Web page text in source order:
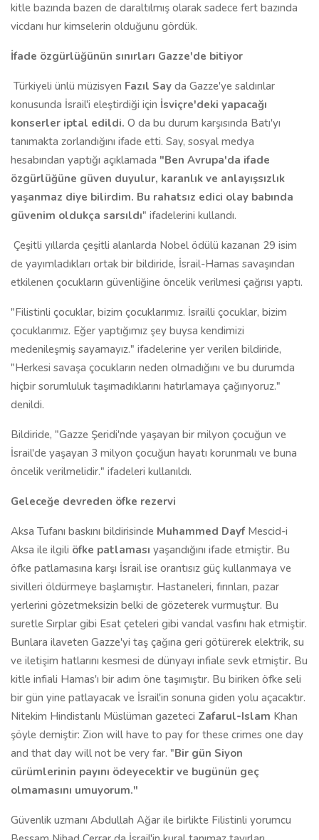
kitle bazında bazen de daraltılmış olarak sadece fert bazında
vicdanı hur kimselerin olduğunu gördük.
İfade özgürlüğünün sınırları Gazze'de bitiyor
Türkiyeli ünlü müzisyen Fazıl Say da Gazze'ye saldırılar
konusunda İsrail'i eleştirdiği için İsviçre'deki yapacağı
konserler iptal edildi. O da bu durum karşısında Batı'yı
tanımakta zorlandığını ifade etti. Say, sosyal medya
hesabından yaptığı açıklamada "Ben Avrupa'da ifade
özgürlüğüne güven duyulur, karanlık ve anlayışsızlık
yaşanmaz diye bilirdim. Bu rahatsız edici olay babında
güvenim oldukça sarsıldı" ifadelerini kullandı.
Çeşitli yıllarda çeşitli alanlarda Nobel ödülü kazanan 29 isim
de yayımladıkları ortak bir bildiride, İsrail-Hamas savaşından
etkilenen çocukların güvenliğine öncelik verilmesi çağrısı yaptı.
"Filistinli çocuklar, bizim çocuklarımız. İsrailli çocuklar, bizim
çocuklarımız. Eğer yaptığımız şey buysa kendimizi
medenileşmiş sayamayız." ifadelerine yer verilen bildiride,
"Herkesi savaşa çocukların neden olmadığını ve bu durumda
hiçbir sorumluluk taşımadıklarını hatırlamaya çağırıyoruz."
denildi.
Bildiride, "Gazze Şeridi'nde yaşayan bir milyon çocuğun ve
İsrail'de yaşayan 3 milyon çocuğun hayatı korunmalı ve buna
öncelik verilmelidir." ifadeleri kullanıldı.
Geleceğe devreden öfke rezervi
Aksa Tufanı baskını bildirisinde Muhammed Dayf Mescid-i
Aksa ile ilgili öfke patlaması yaşandığını ifade etmiştir. Bu
öfke patlamasına karşı İsrail ise orantısız güç kullanmaya ve
sivilleri öldürmeye başlamıştır. Hastaneleri, fırınları, pazar
yerlerini gözetmeksizin belki de gözeterek vurmuştur. Bu
suretle Sırplar gibi Esat çeteleri gibi vandal vasfını hak etmiştir.
Bunlara ilaveten Gazze'yi taş çağına geri götürerek elektrik, su
ve iletişim hatlarını kesmesi de dünyayı infiale sevk etmiştir. Bu
kitle infiali Hamas'ı bir adım öne taşımıştır. Bu biriken öfke seli
bir gün yine patlayacak ve İsrail'in sonuna giden yolu açacaktır.
Nitekim Hindistanlı Müslüman gazeteci Zafarul-Islam Khan
şöyle demiştir: Zion will have to pay for these crimes one day
and that day will not be very far. "Bir gün Siyon
cürümlerinin payını ödeyecektir ve bugünün geç
olmamasını umuyorum."
Güvenlik uzmanı Abdullah Ağar ile birlikte Filistinli yorumcu